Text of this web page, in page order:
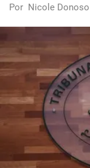
Por Nicole Donoso